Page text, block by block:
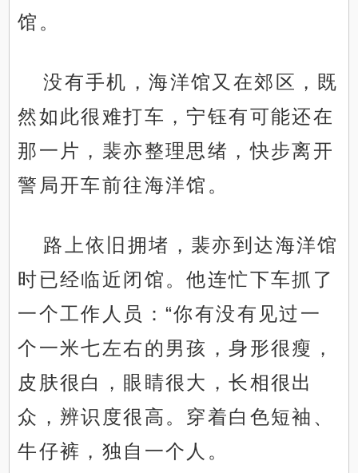
馆。
没有手机，海洋馆又在郊区，既
然如此很难打车，宁钰有可能还在
那一片，裴亦整理思绪，快步离开
警局开车前往海洋馆。
路上依旧拥堵，裴亦到达海洋馆
时已经临近闭馆。他连忙下车抓了
一个工作人员：“你有没有见过一
个一米七左右的男孩，身形很瘦，
皮肤很白，眼睛很大，长相很出
众，辨识度很高。穿着白色短袖、
牛仔裤，独自一个人。